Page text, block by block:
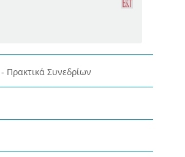
Πρακτικά Συνεδρίων